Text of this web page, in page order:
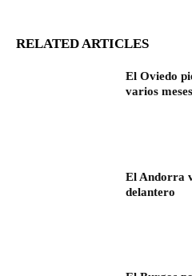
RELATED ARTICLES
El Oviedo
varios meses
El Andorra
delantero